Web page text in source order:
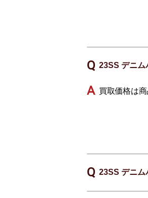
23SS デニム
買取価格は
23SS デニム